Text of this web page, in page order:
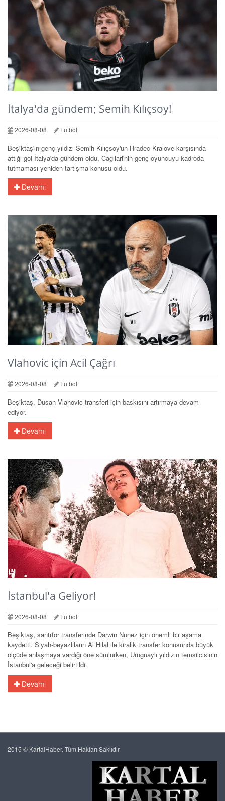
İtalya'da gündem; Semih Kılıçsoy!
2026-08-08 Futbol
Beşiktaş'ın genç yıldızı Semih Kılıçsoy'un Hradec Kralove karşısında
attığı gol İtalya'da gündem oldu. Cagliari'nin genç oyuncuyu kadroda
tutmaması yeniden tartışma konusu oldu.
Devamı
Vlahovic için Acil Çağrı
2026-08-08 Futbol
Beşiktaş, Dusan Vlahovic transferi için baskısını artırmaya devam
ediyor.
Devamı
İstanbul'a Geliyor!
2026-08-08 Futbol
Beşiktaş, santrfor transferinde Darwin Nunez için önemli bir aşama
kaydetti. Siyah-beyazlıların Al Hilal ile kiralık transfer konusunda büyük
ölçüde anlaşmaya vardığı öne sürülürken, Uruguaylı yıldızın temsilcisinin
İstanbul'a geleceği belirtildi.
Devamı
2015 © KartalHaber. Tüm Hakları Saklıdır